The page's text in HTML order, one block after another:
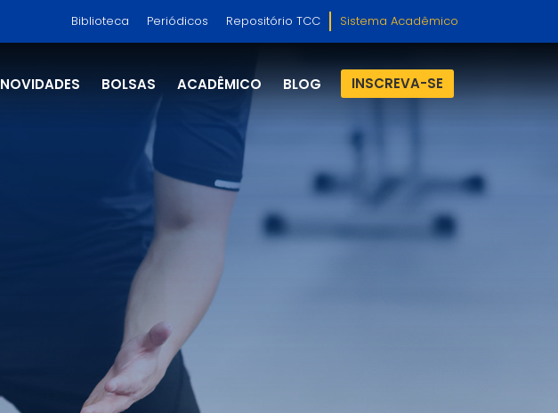
Biblioteca Periódicos Repositório TCC Sistema Acadêmico
NOVIDADES BOLSAS ACADÊMICO BLOG INSCREVA-SE